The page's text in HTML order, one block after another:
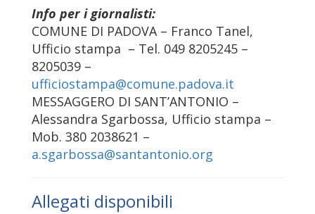
Info per i giornalisti:
COMUNE DI PADOVA – Franco Tanel,
Ufficio stampa – Tel. 049 8205245 –
8205039 –
ufficiostampa@comune.padova.it
MESSAGGERO DI SANT’ANTONIO –
Alessandra Sgarbossa, Ufficio stampa –
Mob. 380 2038621 –
a.sgarbossa@santantonio.org
Allegati disponibili